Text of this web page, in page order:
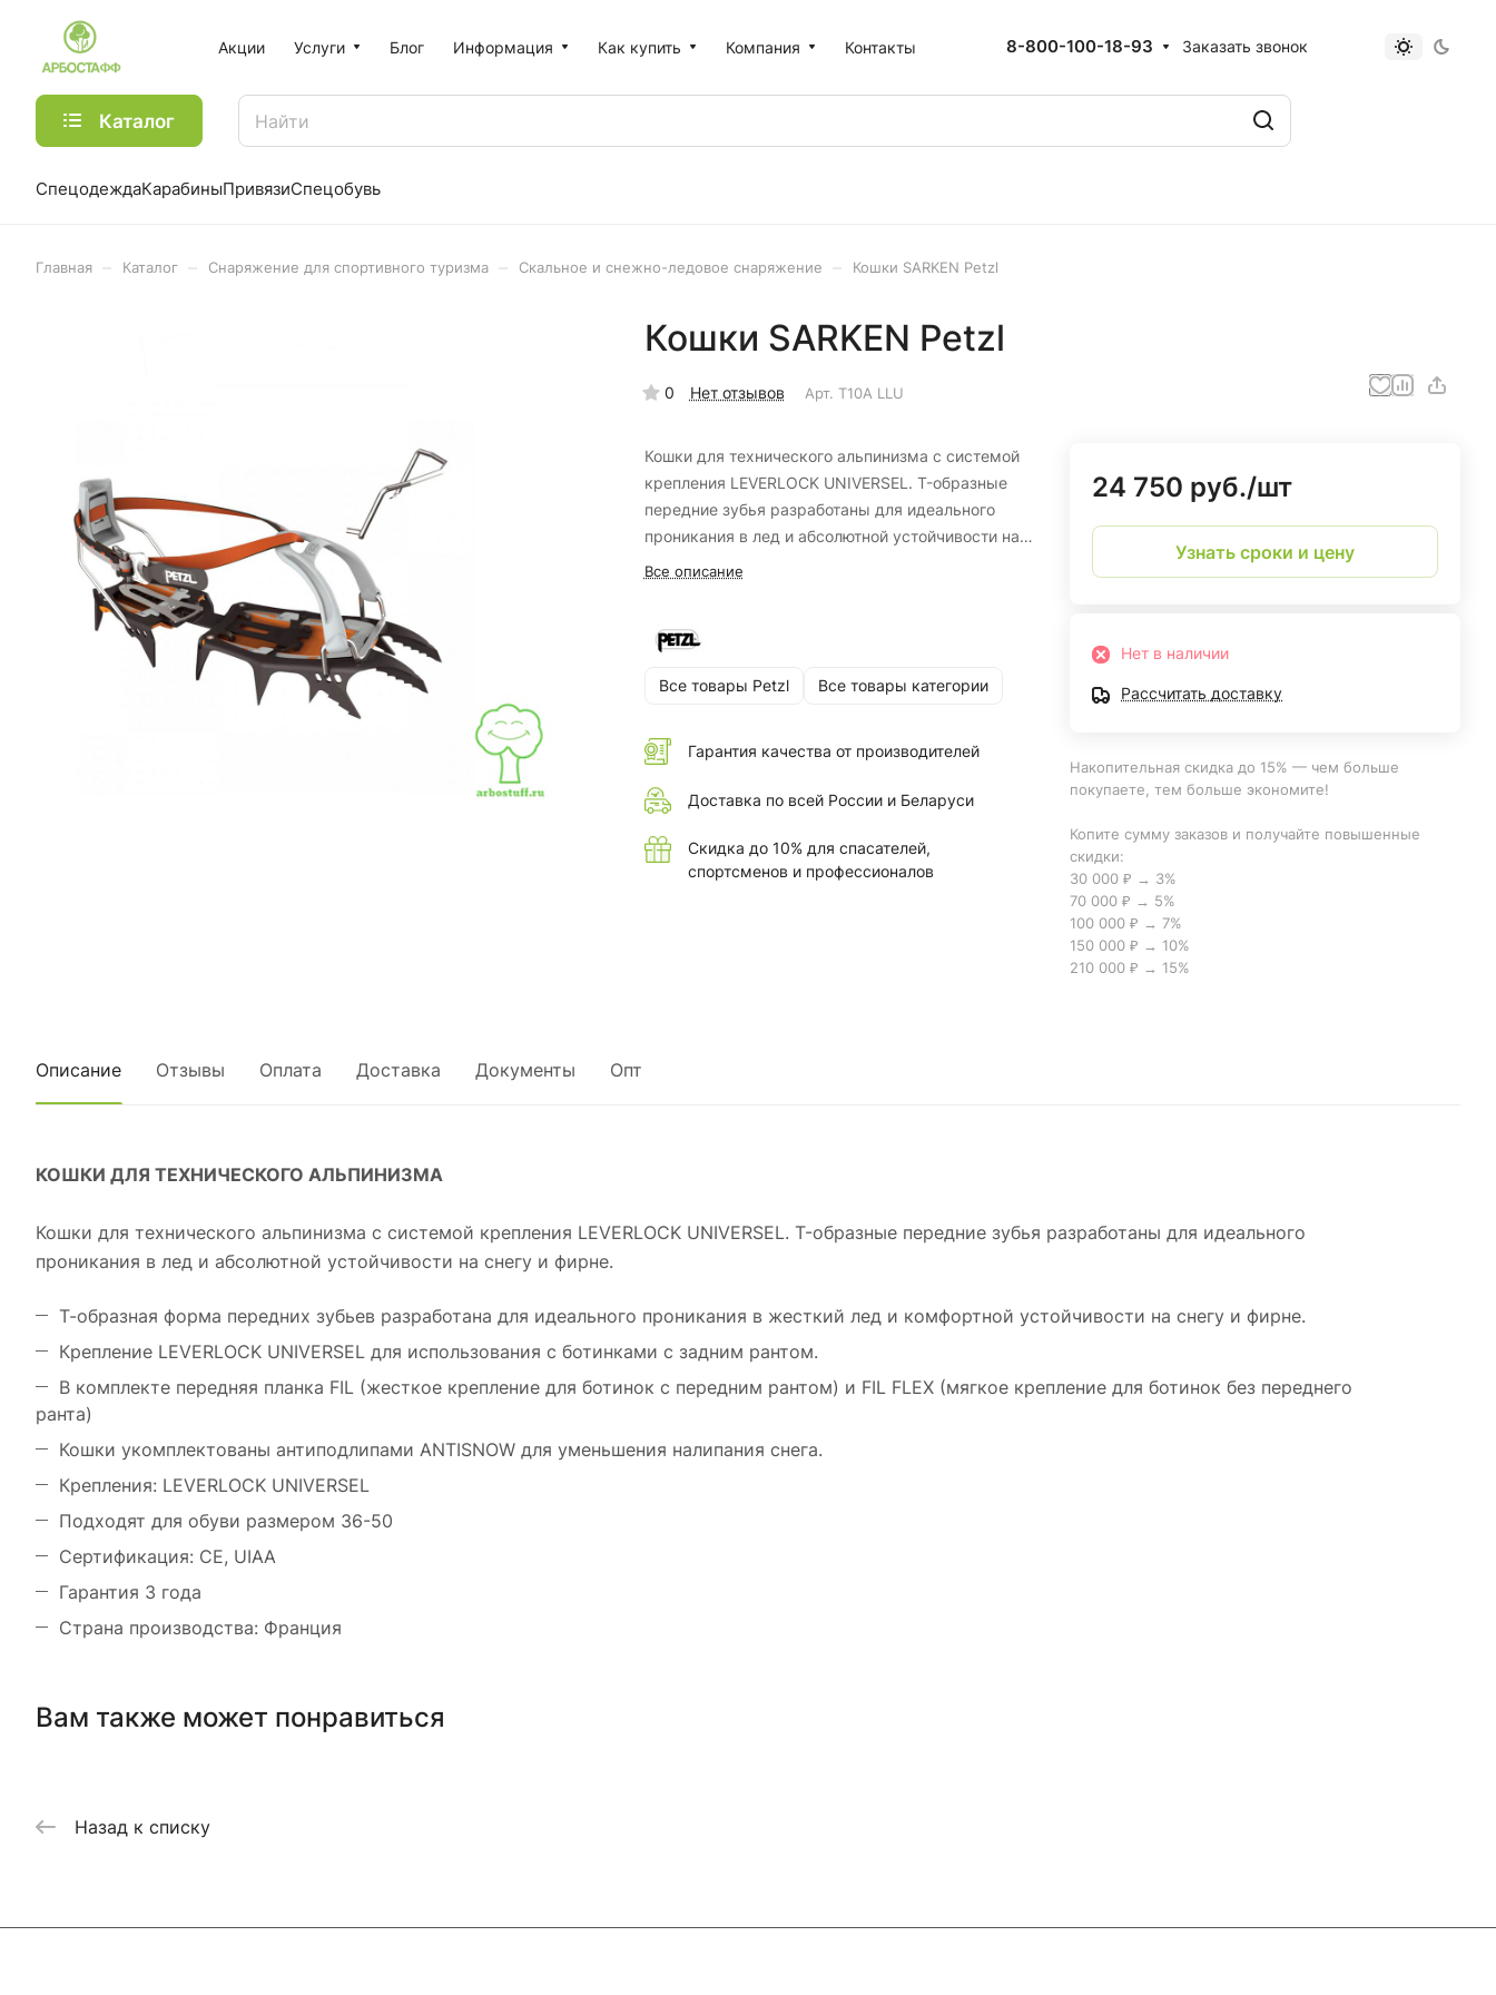
Акции Услуги Блог Информация Как купить Компания Контакты 8-800-100-18-93 Заказать звонок
Каталог
СпецодеждаКарабиныПривязиСпецобувь
Главная Каталог Снаряжение для спортивного туризма Скальное и снежно-ледовое снаряжение Кошки SARKEN Petzl
Кошки SARKEN Petzl
0 Нет отзывов Арт. T10A LLU
Кошки для технического альпинизма с системой
крепления LEVERLOCK UNIVERSEL. T-образные
передние зубья разработаны для идеального
проникания в лед и абсолютной устойчивости на
снегу и фирне.
Все описание
Все товары Petzl Все товары категории
Гарантия качества от производителей
Доставка по всей России и Беларуси
Скидка до 10% для спасателей,
спортсменов и профессионалов
24 750 руб./шт
Узнать сроки и цену
Нет в наличии
Рассчитать доставку
Накопительная скидка до 15% — чем больше
покупаете, тем больше экономите!
Копите сумму заказов и получайте повышенные
скидки:
30 000 ₽ → 3%
70 000 ₽ → 5%
100 000 ₽ → 7%
150 000 ₽ → 10%
210 000 ₽ → 15%
Описание Отзывы Оплата Доставка Документы Опт
КОШКИ ДЛЯ ТЕХНИЧЕСКОГО АЛЬПИНИЗМА
Кошки для технического альпинизма с системой крепления LEVERLOCK UNIVERSEL. T-образные передние зубья разработаны для идеального
проникания в лед и абсолютной устойчивости на снегу и фирне.
Т-образная форма передних зубьев разработана для идеального проникания в жесткий лед и комфортной устойчивости на снегу и фирне.
Крепление LEVERLOCK UNIVERSEL для использования с ботинками с задним рантом.
В комплекте передняя планка FIL (жесткое крепление для ботинок с передним рантом) и FIL FLEX (мягкое крепление для ботинок без переднего
ранта)
Кошки укомплектованы антиподлипами ANTISNOW для уменьшения налипания снега.
Крепления: LEVERLOCK UNIVERSEL
Подходят для обуви размером 36-50
Сертификация: CE, UIAA
Гарантия 3 года
Страна производства: Франция
Вам также может понравиться
Назад к списку